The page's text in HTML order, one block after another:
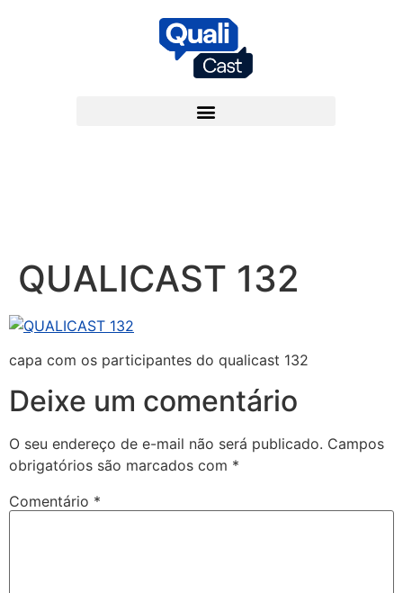
QUALICAST 132
capa com os participantes do qualicast 132
Deixe um comentário
O seu endereço de e-mail não será publicado. Campos
obrigatórios são marcados com *
Comentário *